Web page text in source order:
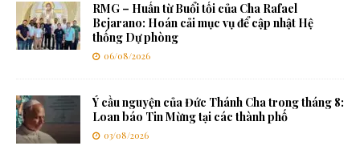
RMG – Huấn từ Buổi tối của Cha Rafael
Bejarano: Hoán cải mục vụ để cập nhật Hệ
thống Dự phòng
06/08/2026
Ý cầu nguyện của Đức Thánh Cha trong tháng 8:
Loan báo Tin Mừng tại các thành phố
03/08/2026